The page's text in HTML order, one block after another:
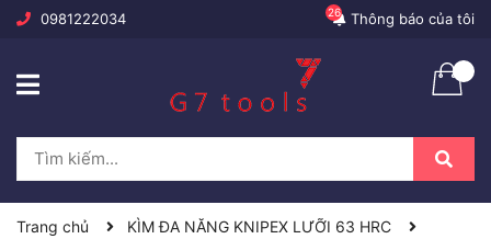
0981222034 Thông báo của tôi
26
Trang chủ KÌM ĐA NĂNG KNIPEX LƯỠI 63 HRC